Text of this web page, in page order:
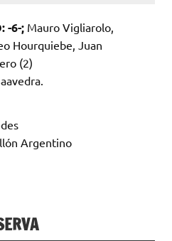
-6-; Mauro Vigliarolo,
Hourquiebe, Juan
(2)
Argentino